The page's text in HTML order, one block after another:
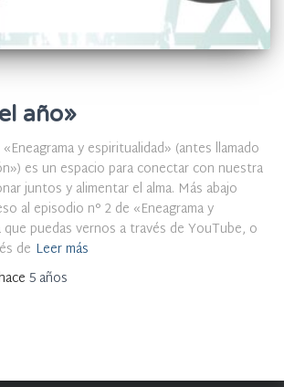
año»
y espiritualidad» (antes llamado
es un espacio para conectar con nuestra
juntos y alimentar el alma. Más abajo
al episodio n° 2 de «Eneagrama y
que puedas vernos a través de YouTube, o
de Leer más
5 años